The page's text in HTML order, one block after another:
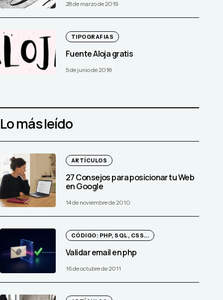
28 de marzo de 2019
TIPOGRAFIAS
Fuente Aloja gratis
5 de junio de 2018
Lo más leído
ARTÍCULOS
27 Consejos para posicionar tu Web
en Google
14 de noviembre de 2010
CÓDIGO: PHP, SQL, CSS...
Validar email en php
16 de octubre de 2011